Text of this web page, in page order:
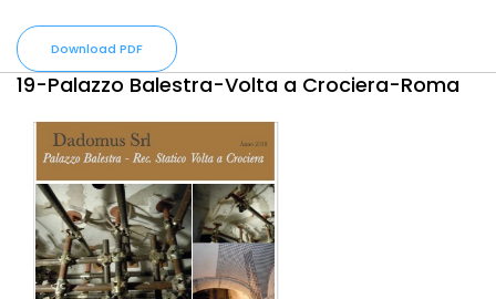
Download PDF
19-Palazzo Balestra-Volta a Crociera-Roma